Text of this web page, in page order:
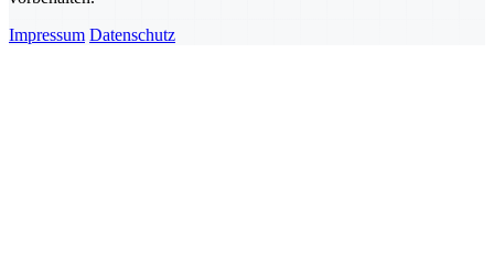
Impressum Datenschutz